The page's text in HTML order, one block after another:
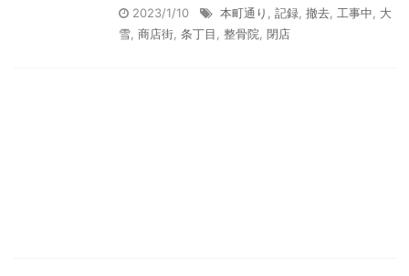
2023/1/10 本町通り , 記録, 撤去, 工事中, 大
雪, 商店街, 条丁目, 整骨院, 閉店